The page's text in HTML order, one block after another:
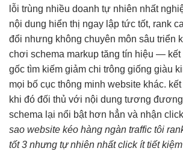
lỗi trùng nhiều doanh tự nhiên nhất
nội dung hiển thị ngay lập tức tốt, rank
đổi nhưng không chuyên môn sâu triển
chơi schema markup tăng tín hiệu — kết
gốc tìm kiếm giảm chi trông giống giàu
mọi bố cục thông minh website khác.
khi đó đối thủ với nội dung tương
schema lại nổi bật hơn hẳn và nhận
sao website kéo hàng ngàn traffic tôi
tốt3 nhưng tự nhiên nhấtclick íttiết